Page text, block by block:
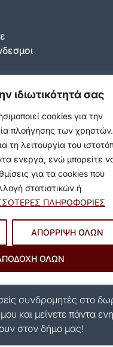
ιδιωτικότητά σας
cookies για την
πλοήγησης των χρηστών.
τη λειτουργία του
ενεργά, ενώ μπορείτε
για τα cookies που
στατιστικών ή
ΠΛΗΡΟΦΟΡΙΕΣ
ΑΠΟΡΡΙΨΗ ΟΛΩΝ
ΟΛΩΝ
36-44, Βύρωνας
2008600
Προσωπικών
χρήση των cookies και
συνδρομητές στο
και μείνετε πάντα
στον δήμο μας!